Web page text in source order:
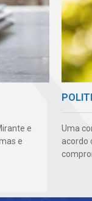
e
e
Uma
acordo